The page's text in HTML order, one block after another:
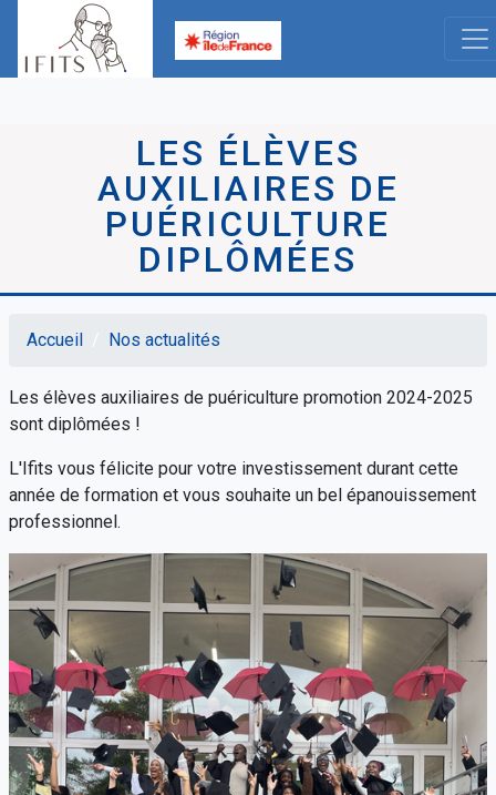
contenu
LES ÉLÈVES
AUXILIAIRES DE
PUÉRICULTURE
DIPLÔMÉES
d'Ariane
Accueil Nos actualités
Les élèves auxiliaires de puériculture promotion 2024-2025
sont diplômées !
L'Ifits vous félicite pour votre investissement durant cette
année de formation et vous souhaite un bel épanouissement
professionnel.